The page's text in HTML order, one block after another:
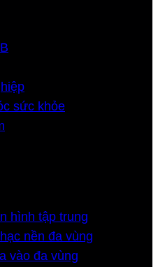
sức khỏe
hình tập trung
nền đa vùng
vào đa vùng